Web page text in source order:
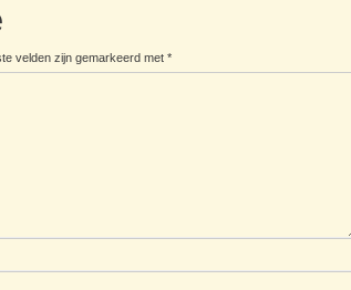
velden zijn gemarkeerd met *